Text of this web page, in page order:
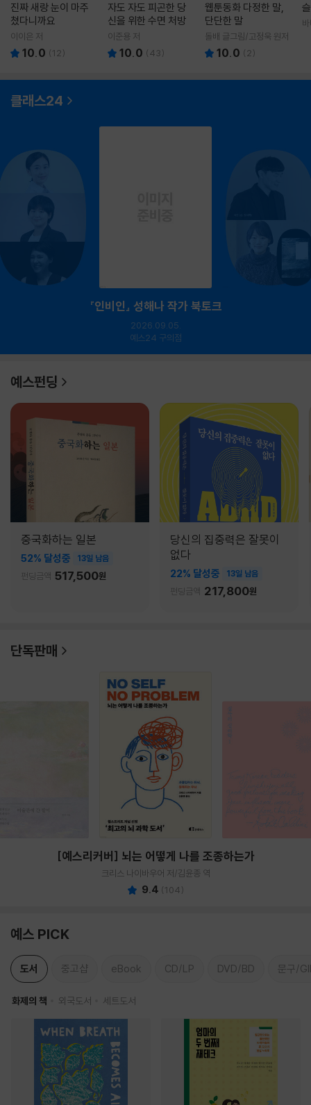
진짜 새랑 눈이 마주
쳤다니까요
이이은 저
10.0 (12)
자도 자도 피곤한 당
신을 위한 수면 처방
이준용 저
10.0 (43)
웹툰동화 다정한 말,
단단한 말
돌배 글그림/고정욱 원저
10.0 ( 2)
클래스24
『인비인』 성해나 작가 북토크
2026.09.05.
예스24 구의점
예스펀딩
중국화하는 일본
52% 달성중 13일 남음
펀딩금액 517,500원
당신의 집중력은 잘못이
없다
22% 달성중 13일 남음
펀딩금액 217,800원
단독판매
[예스리커버] 뇌는 어떻게 나를 조종하는가
크리스 나이바우어 저/김윤종 역
9.4 (104)
예스 PICK
도서 중고샵 eBook CD/LP DVD/BD 문구/
화제의 책 외국도서 세트도서